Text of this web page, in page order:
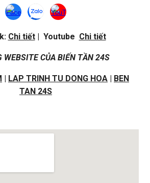
Chi tiết| Youtube Chi tiết
WEBSITE CỦA BIẾN TẦN 24S
| LAP TRINH TU DONG HOA | BEN
TAN 24S